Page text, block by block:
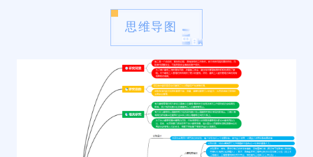
思维导图